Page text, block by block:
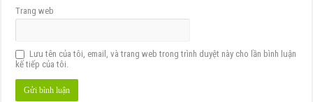
Trang web
Lưu tên của tôi, email, và trang web trong trình duyệt này cho lần bình luận
kế tiếp của tôi.